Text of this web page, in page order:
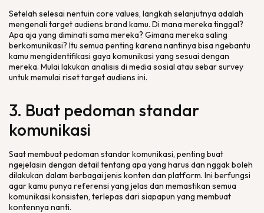
Setelah selesai nentuin core values, langkah selanjutnya adalah
mengenali target audiens brandkamu. Di mana mereka tinggal?
Apa aja yang diminati sama mereka? Gimana mereka saling
berkomunikasi? Itu semua penting karena nantinya bisa ngebantu
kamu mengidentifikasi gaya komunikasi yang sesuai dengan
mereka. Mulai lakukan analisis di media sosial atau sebarsurvey
untuk memulai riset target audiens ini.
3. Buat pedoman standar
komunikasi
Saat membuat pedoman standar komunikasi, penting buat
ngejelasin dengan detail tentang apa yang harus dan nggak boleh
dilakukan dalam berbagai jenis konten dan platform. Ini berfungsi
agar kamu punya referensi yang jelas dan memastikan semua
komunikasi konsisten, terlepas dari siapapun yang membuat
kontennya nanti.